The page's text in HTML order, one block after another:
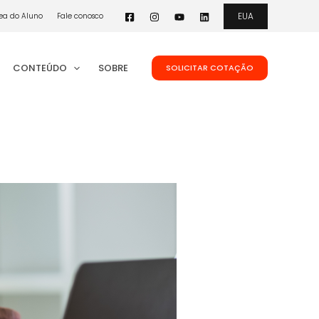
do Aluno Fale conosco EUA
CONTEÚDO SOBRE SOLICITAR COTAÇÃO